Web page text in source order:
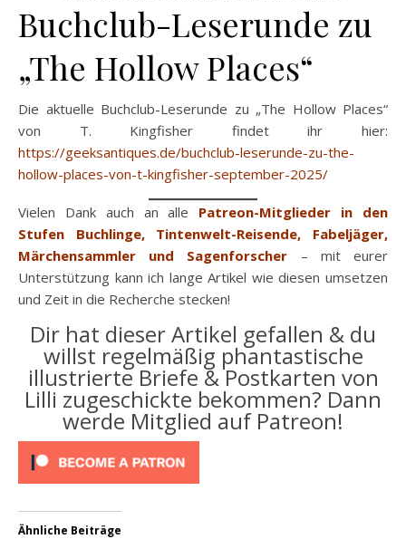
Buchclub-Leserunde zu
„The Hollow Places“
Die aktuelle Buchclub-Leserunde zu „The Hollow Places“
von T. Kingfisher findet ihr hier:
https://geeksantiques.de/buchclub-leserunde-zu-the-
hollow-places-von-t-kingfisher-september-2025/
Vielen Dank auch an alle Patreon-Mitglieder in den
Stufen Buchlinge, Tintenwelt-Reisende, Fabeljäger,
Märchensammler und Sagenforscher – mit eurer
Unterstützung kann ich lange Artikel wie diesen umsetzen
und Zeit in die Recherche stecken!
Dir hat dieser Artikel gefallen & du
willst regelmäßig phantastische
illustrierte Briefe & Postkarten von
Lilli zugeschickte bekommen? Dann
werde Mitglied auf Patreon!
Ähnliche Beiträge